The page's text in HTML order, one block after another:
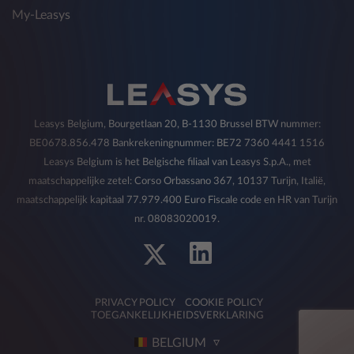
commerciële communicatie over producten,
het niet verlenen van toestemming voor een
uitvoering van de hierboven beschreven
activiteiten.
gegeven toestemming met betrekking tot de in
deze paragraaf genoemde doeleinden in te
trekken op de in punt 5) aangegeven wijze.
Voor de verschillende hierboven beschreven
steeds met inachtneming van de rechten en
My-Leasys
Leasys Belgium, Bourgetlaan 20, B-1130 Brussel BTW nummer:
BE0678.856.478 Bankrekeningnummer: BE72 7360 4441 1516
Leasys Belgium is het Belgische filiaal van Leasys S.p.A., met
maatschappelijke zetel: Corso Orbassano 367, 10137 Turijn, Italië,
maatschappelijk kapitaal 77.979.400 Euro Fiscale code en HR van Turijn
nr. 08083020019.
PRIVACY POLICY
COOKIE POLICY
TOEGANKELIJKHEIDSVERKLARING
BELGIUM